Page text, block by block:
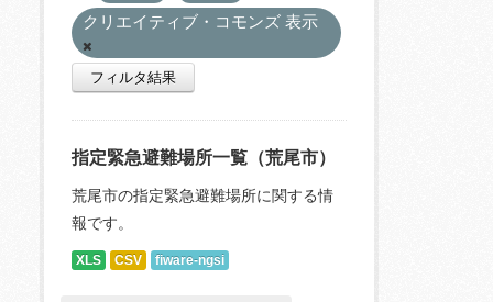
クリエイティブ・コモンズ 表示
フィルタ結果
指定緊急避難場所一覧（荒尾市）
荒尾市の指定緊急避難場所に関する情
報です。
XLS CSV fiware-ngsi